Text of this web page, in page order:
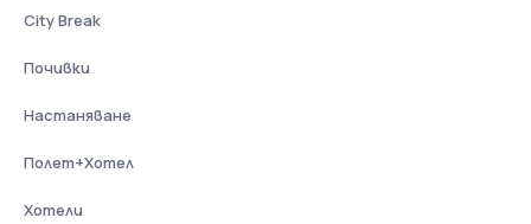
City Break
Почивки
Настаняване
Полет+Хотел
Хотели